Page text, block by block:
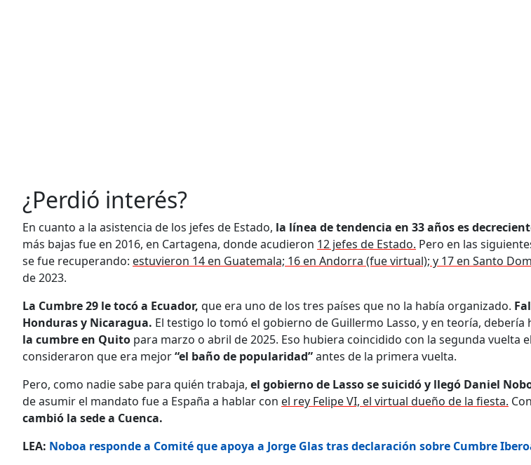
¿Perdió interés?
En cuanto a la asistencia de los jefes de Estado, la línea de tendencia en 33 años es
más bajas fue en 2016, en Cartagena, donde acudieron 12 jefes de Estado. Pero en las
se fue recuperando: estuvieron 14 en Guatemala; 16 en Andorra (fue virtual); y 17 en Santo
de 2023.
La Cumbre 29 le tocó a Ecuador, que era uno de los tres países que no la había organizado.
Honduras y Nicaragua. El testigo lo tomó el gobierno de Guillermo Lasso, y en teoría, debería
la cumbre en Quito para marzo o abril de 2025. Eso hubiera coincidido con la segunda vuelta
consideraron que era mejor“el baño de popularidad”antes de la primera vuelta.
Pero, como nadie sabe para quién trabaja, el gobierno de Lasso se suicidó y llegó Daniel
de asumir el mandato fue a España a hablar con el rey Felipe VI, el virtual dueño de la fiesta.
cambió la sede a Cuenca.
LEA: Noboa responde a Comité que apoya a Jorge Glas tras declaración sobre Cumbre